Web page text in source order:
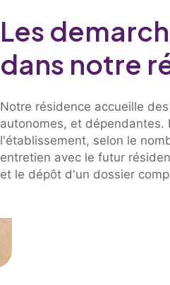
Les
dans notre
Notre résidence accueille
autonomes, et dépendantes.
l'établissement, selon le
entretien avec le futur
et le dépôt d'un dossier